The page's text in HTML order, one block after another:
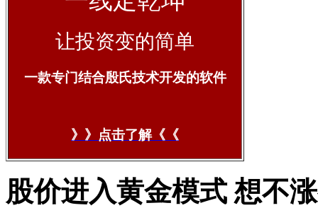
让投资变的简单
一款专门结合殷氏技术开发的软件
》》点击了解《《
股价进入黄金模式 想不